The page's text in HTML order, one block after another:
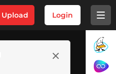
Upload Login